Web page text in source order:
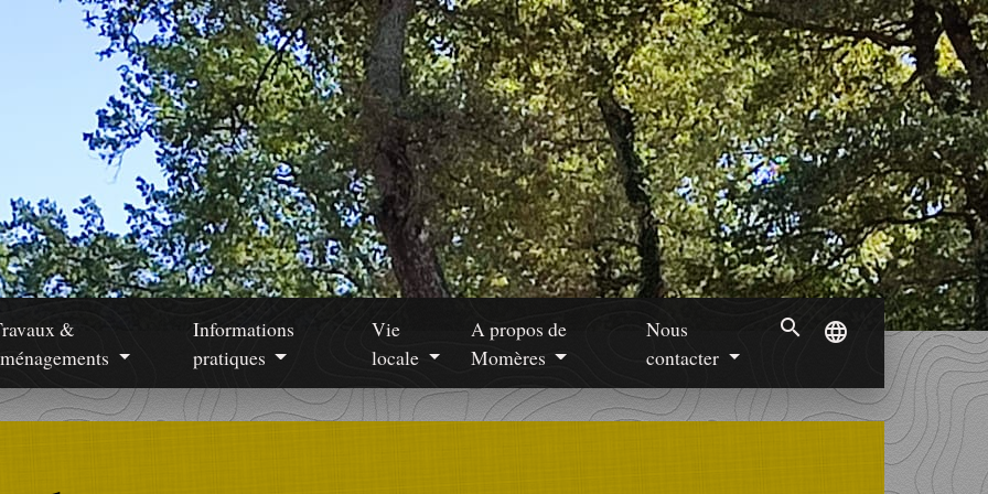
&
Informations
pratiques
Vie
locale
A propos de
Momères
Nous
contacter
search language